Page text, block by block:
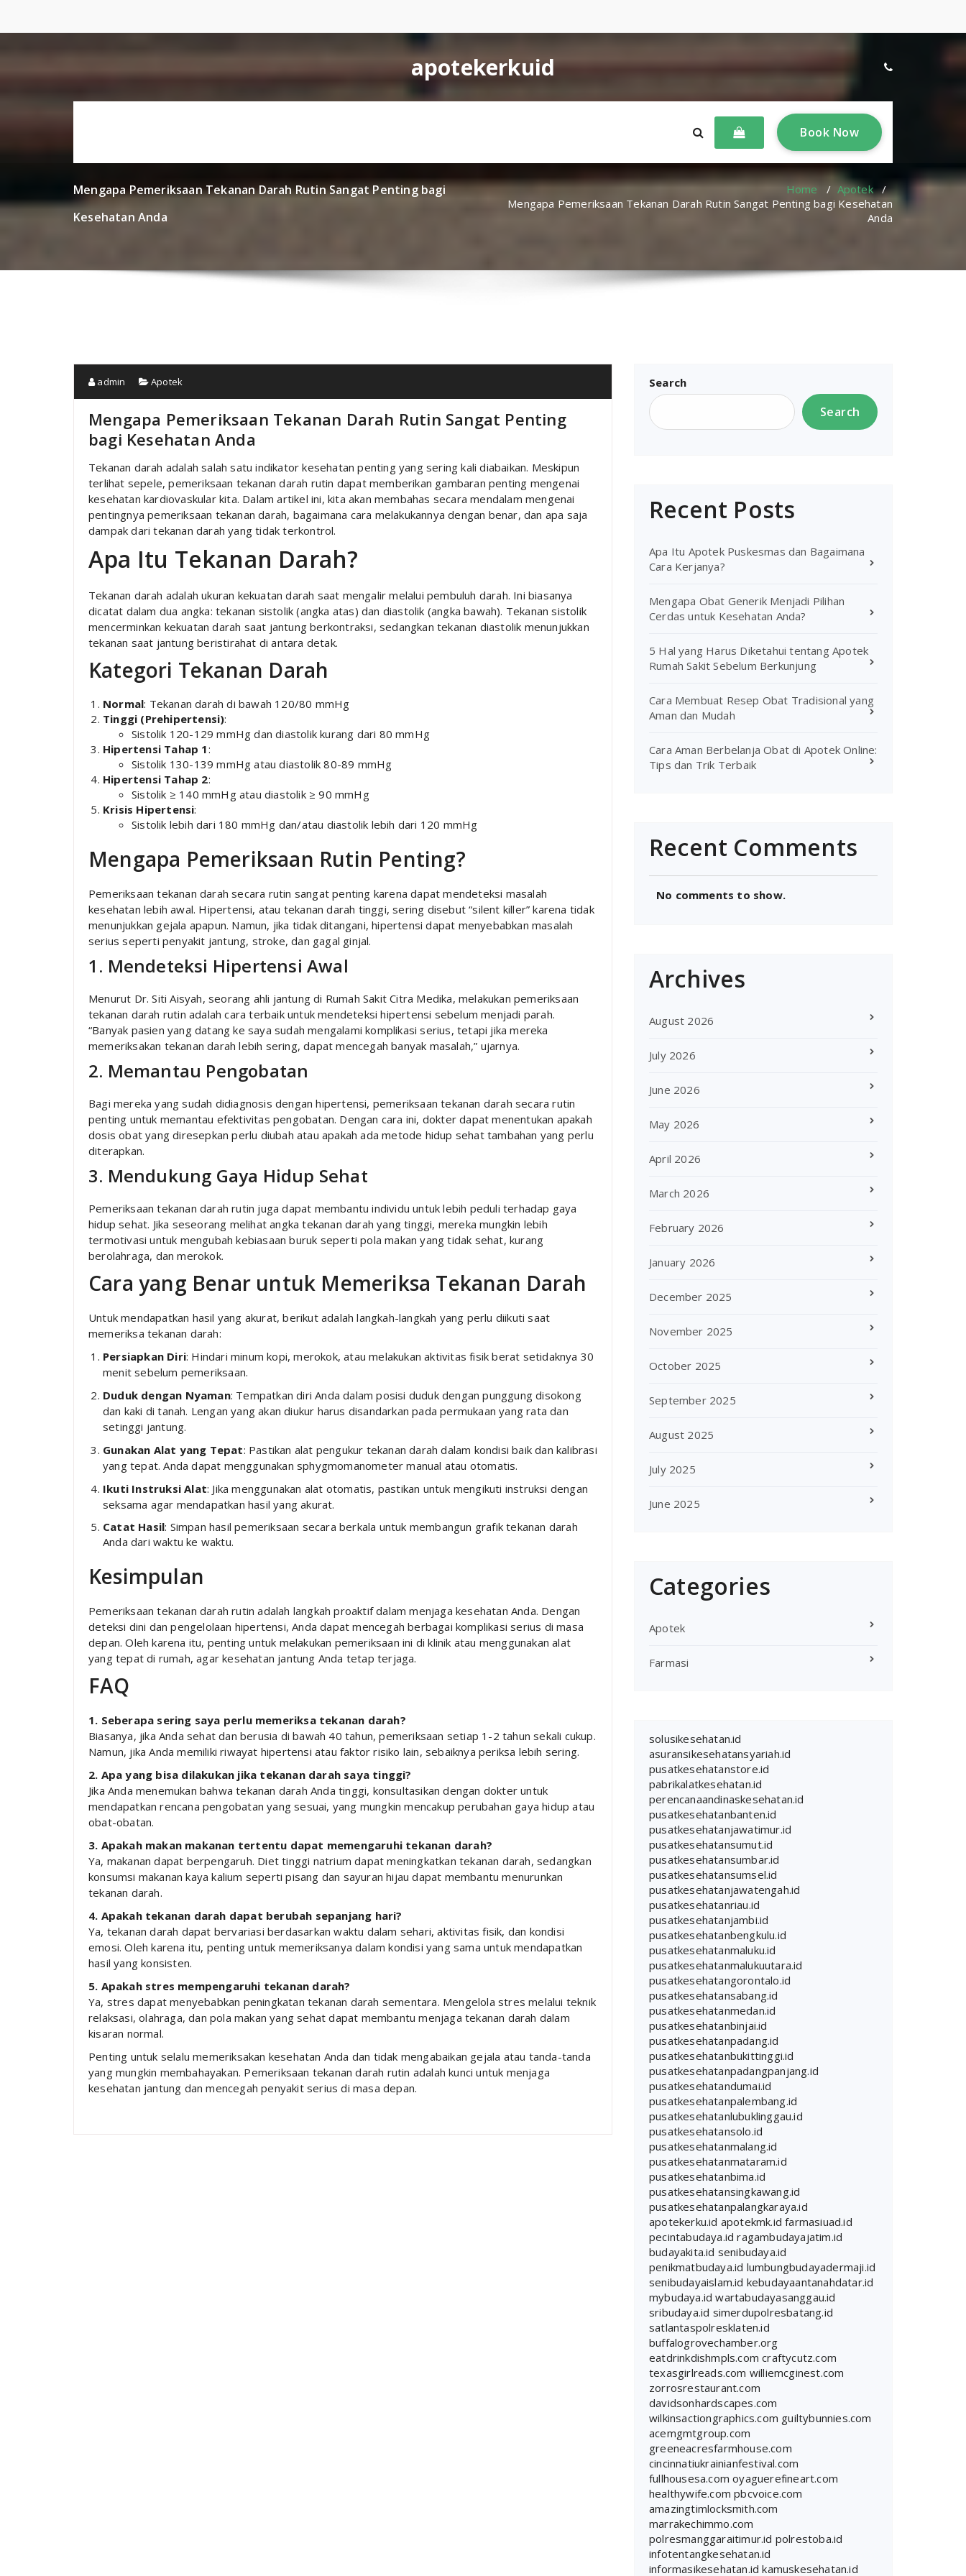
content
apotekerkuid
Book Now
Mengapa Pemeriksaan Tekanan Darah Rutin Sangat Penting bagi
Kesehatan Anda
Home / Apotek/
Mengapa Pemeriksaan Tekanan Darah Rutin Sangat Penting bagi Kesehatan
Anda
admin Apotek
Mengapa Pemeriksaan Tekanan Darah Rutin Sangat Penting
bagi Kesehatan Anda
Tekanan darah adalah salah satu indikator kesehatan penting yang sering kali diabaikan. Meskipun
terlihat sepele, pemeriksaan tekanan darah rutin dapat memberikan gambaran penting mengenai
kesehatan kardiovaskular kita. Dalam artikel ini, kita akan membahas secara mendalam mengenai
pentingnya pemeriksaan tekanan darah, bagaimana cara melakukannya dengan benar, dan apa saja
dampak dari tekanan darah yang tidak terkontrol.
Apa Itu Tekanan Darah?
Tekanan darah adalah ukuran kekuatan darah saat mengalir melalui pembuluh darah. Ini biasanya
dicatat dalam dua angka: tekanan sistolik (angka atas) dan diastolik (angka bawah). Tekanan sistolik
mencerminkan kekuatan darah saat jantung berkontraksi, sedangkan tekanan diastolik menunjukkan
tekanan saat jantung beristirahat di antara detak.
Kategori Tekanan Darah
Normal: Tekanan darah di bawah 120/80 mmHg
Tinggi (Prehipertensi):
Sistolik 120-129 mmHg dan diastolik kurang dari 80 mmHg
Hipertensi Tahap 1:
Sistolik 130-139 mmHg atau diastolik 80-89 mmHg
Hipertensi Tahap 2:
Sistolik ≥ 140 mmHg atau diastolik ≥ 90 mmHg
Krisis Hipertensi:
Sistolik lebih dari 180 mmHg dan/atau diastolik lebih dari 120 mmHg
Mengapa Pemeriksaan Rutin Penting?
Pemeriksaan tekanan darah secara rutin sangat penting karena dapat mendeteksi masalah
kesehatan lebih awal. Hipertensi, atau tekanan darah tinggi, sering disebut “silent killer” karena tidak
menunjukkan gejala apapun. Namun, jika tidak ditangani, hipertensi dapat menyebabkan masalah
serius seperti penyakit jantung, stroke, dan gagal ginjal.
1. Mendeteksi Hipertensi Awal
Menurut Dr. Siti Aisyah, seorang ahli jantung di Rumah Sakit Citra Medika, melakukan pemeriksaan
tekanan darah rutin adalah cara terbaik untuk mendeteksi hipertensi sebelum menjadi parah.
“Banyak pasien yang datang ke saya sudah mengalami komplikasi serius, tetapi jika mereka
memeriksakan tekanan darah lebih sering, dapat mencegah banyak masalah,” ujarnya.
2. Memantau Pengobatan
Bagi mereka yang sudah didiagnosis dengan hipertensi, pemeriksaan tekanan darah secara rutin
penting untuk memantau efektivitas pengobatan. Dengan cara ini, dokter dapat menentukan apakah
dosis obat yang diresepkan perlu diubah atau apakah ada metode hidup sehat tambahan yang perlu
diterapkan.
3. Mendukung Gaya Hidup Sehat
Pemeriksaan tekanan darah rutin juga dapat membantu individu untuk lebih peduli terhadap gaya
hidup sehat. Jika seseorang melihat angka tekanan darah yang tinggi, mereka mungkin lebih
termotivasi untuk mengubah kebiasaan buruk seperti pola makan yang tidak sehat, kurang
berolahraga, dan merokok.
Cara yang Benar untuk Memeriksa Tekanan Darah
Untuk mendapatkan hasil yang akurat, berikut adalah langkah-langkah yang perlu diikuti saat
memeriksa tekanan darah:
Persiapkan Diri: Hindari minum kopi, merokok, atau melakukan aktivitas fisik berat setidaknya 30
menit sebelum pemeriksaan.
Duduk dengan Nyaman: Tempatkan diri Anda dalam posisi duduk dengan punggung disokong
dan kaki di tanah. Lengan yang akan diukur harus disandarkan pada permukaan yang rata dan
setinggi jantung.
Gunakan Alat yang Tepat: Pastikan alat pengukur tekanan darah dalam kondisi baik dan kalibrasi
yang tepat. Anda dapat menggunakan sphygmomanometer manual atau otomatis.
Ikuti Instruksi Alat: Jika menggunakan alat otomatis, pastikan untuk mengikuti instruksi dengan
seksama agar mendapatkan hasil yang akurat.
Catat Hasil: Simpan hasil pemeriksaan secara berkala untuk membangun grafik tekanan darah
Anda dari waktu ke waktu.
Kesimpulan
Pemeriksaan tekanan darah rutin adalah langkah proaktif dalam menjaga kesehatan Anda. Dengan
deteksi dini dan pengelolaan hipertensi, Anda dapat mencegah berbagai komplikasi serius di masa
depan. Oleh karena itu, penting untuk melakukan pemeriksaan ini di klinik atau menggunakan alat
yang tepat di rumah, agar kesehatan jantung Anda tetap terjaga.
FAQ
1. Seberapa sering saya perlu memeriksa tekanan darah?
Biasanya, jika Anda sehat dan berusia di bawah 40 tahun, pemeriksaan setiap 1-2 tahun sekali cukup.
Namun, jika Anda memiliki riwayat hipertensi atau faktor risiko lain, sebaiknya periksa lebih sering.
2. Apa yang bisa dilakukan jika tekanan darah saya tinggi?
Jika Anda menemukan bahwa tekanan darah Anda tinggi, konsultasikan dengan dokter untuk
mendapatkan rencana pengobatan yang sesuai, yang mungkin mencakup perubahan gaya hidup atau
obat-obatan.
3. Apakah makan makanan tertentu dapat memengaruhi tekanan darah?
Ya, makanan dapat berpengaruh. Diet tinggi natrium dapat meningkatkan tekanan darah, sedangkan
konsumsi makanan kaya kalium seperti pisang dan sayuran hijau dapat membantu menurunkan
tekanan darah.
4. Apakah tekanan darah dapat berubah sepanjang hari?
Ya, tekanan darah dapat bervariasi berdasarkan waktu dalam sehari, aktivitas fisik, dan kondisi
emosi. Oleh karena itu, penting untuk memeriksanya dalam kondisi yang sama untuk mendapatkan
hasil yang konsisten.
5. Apakah stres mempengaruhi tekanan darah?
Ya, stres dapat menyebabkan peningkatan tekanan darah sementara. Mengelola stres melalui teknik
relaksasi, olahraga, dan pola makan yang sehat dapat membantu menjaga tekanan darah dalam
kisaran normal.
Penting untuk selalu memeriksakan kesehatan Anda dan tidak mengabaikan gejala atau tanda-tanda
yang mungkin membahayakan. Pemeriksaan tekanan darah rutin adalah kunci untuk menjaga
kesehatan jantung dan mencegah penyakit serius di masa depan.
Search
Search
Recent Posts
Apa Itu Apotek Puskesmas dan Bagaimana
Cara Kerjanya?
Mengapa Obat Generik Menjadi Pilihan
Cerdas untuk Kesehatan Anda?
5 Hal yang Harus Diketahui tentang Apotek
Rumah Sakit Sebelum Berkunjung
Cara Membuat Resep Obat Tradisional yang
Aman dan Mudah
Cara Aman Berbelanja Obat di Apotek Online:
Tips dan Trik Terbaik
Recent Comments
No comments to show.
Archives
August 2026
July 2026
June 2026
May 2026
April 2026
March 2026
February 2026
January 2026
December 2025
November 2025
October 2025
September 2025
August 2025
July 2025
June 2025
Categories
Apotek
Farmasi
solusikesehatan.id
asuransikesehatansyariah.id
pusatkesehatanstore.id
pabrikalatkesehatan.id
perencanaandinaskesehatan.id
pusatkesehatanbanten.id
pusatkesehatanjawatimur.id
pusatkesehatansumut.id
pusatkesehatansumbar.id
pusatkesehatansumsel.id
pusatkesehatanjawatengah.id
pusatkesehatanriau.id
pusatkesehatanjambi.id
pusatkesehatanbengkulu.id
pusatkesehatanmaluku.id
pusatkesehatanmalukuutara.id
pusatkesehatangorontalo.id
pusatkesehatansabang.id
pusatkesehatanmedan.id
pusatkesehatanbinjai.id
pusatkesehatanpadang.id
pusatkesehatanbukittinggi.id
pusatkesehatanpadangpanjang.id
pusatkesehatandumai.id
pusatkesehatanpalembang.id
pusatkesehatanlubuklinggau.id
pusatkesehatansolo.id
pusatkesehatanmalang.id
pusatkesehatanmataram.id
pusatkesehatanbima.id
pusatkesehatansingkawang.id
pusatkesehatanpalangkaraya.id
apotekerku.id apotekmk.id farmasiuad.id
pecintabudaya.id ragambudayajatim.id
budayakita.id senibudaya.id
penikmatbudaya.id lumbungbudayadermaji.id
senibudayaislam.id kebudayaantanahdatar.id
mybudaya.id wartabudayasanggau.id
sribudaya.id simerdupolresbatang.id
satlantaspolresklaten.id
buffalogrovechamber.org
eatdrinkdishmpls.com craftycutz.com
texasgirlreads.com williemcginest.com
zorrosrestaurant.com
davidsonhardscapes.com
wilkinsactiongraphics.com guiltybunnies.com
acemgmtgroup.com
greeneacresfarmhouse.com
cincinnatiukrainianfestival.com
fullhousesa.com oyaguerefineart.com
healthywife.com pbcvoice.com
amazingtimlocksmith.com
marrakechimmo.com
polresmanggaraitimur.id polrestoba.id
infotentangkesehatan.id
informasikesehatan.id kamuskesehatan.id